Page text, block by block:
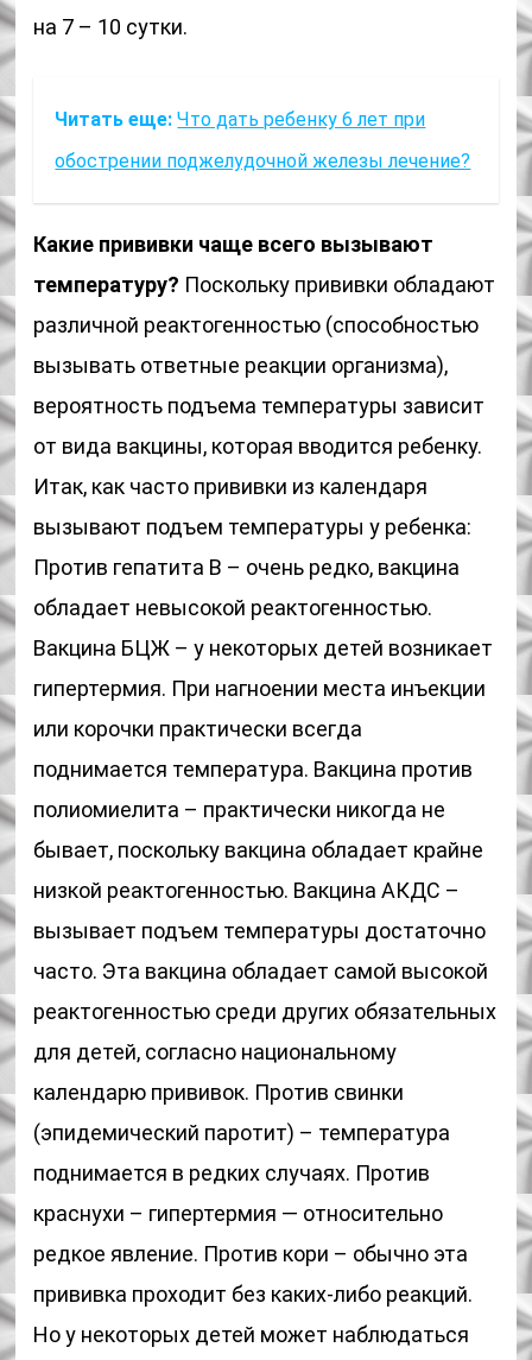
на 7 – 10 сутки.
Читать еще: Что дать ребенку 6 лет при
обострении поджелудочной железы лечение?
Какие прививки чаще всего вызывают
температуру? Поскольку прививки обладают
различной реактогенностью (способностью
вызывать ответные реакции организма),
вероятность подъема температуры зависит
от вида вакцины, которая вводится ребенку.
Итак, как часто прививки из календаря
вызывают подъем температуры у ребенка:
Против гепатита В – очень редко, вакцина
обладает невысокой реактогенностью.
Вакцина БЦЖ – у некоторых детей возникает
гипертермия. При нагноении места инъекции
или корочки практически всегда
поднимается температура. Вакцина против
полиомиелита – практически никогда не
бывает, поскольку вакцина обладает крайне
низкой реактогенностью. Вакцина АКДС –
вызывает подъем температуры достаточно
часто. Эта вакцина обладает самой высокой
реактогенностью среди других обязательных
для детей, согласно национальному
календарю прививок. Против свинки
(эпидемический паротит) – температура
поднимается в редких случаях. Против
краснухи – гипертермия — относительно
редкое явление. Против кори – обычно эта
прививка проходит без каких-либо реакций.
Но у некоторых детей может наблюдаться